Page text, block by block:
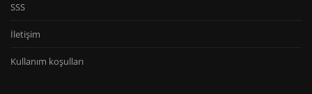
SSS
İletişim
Kullanım koşulları